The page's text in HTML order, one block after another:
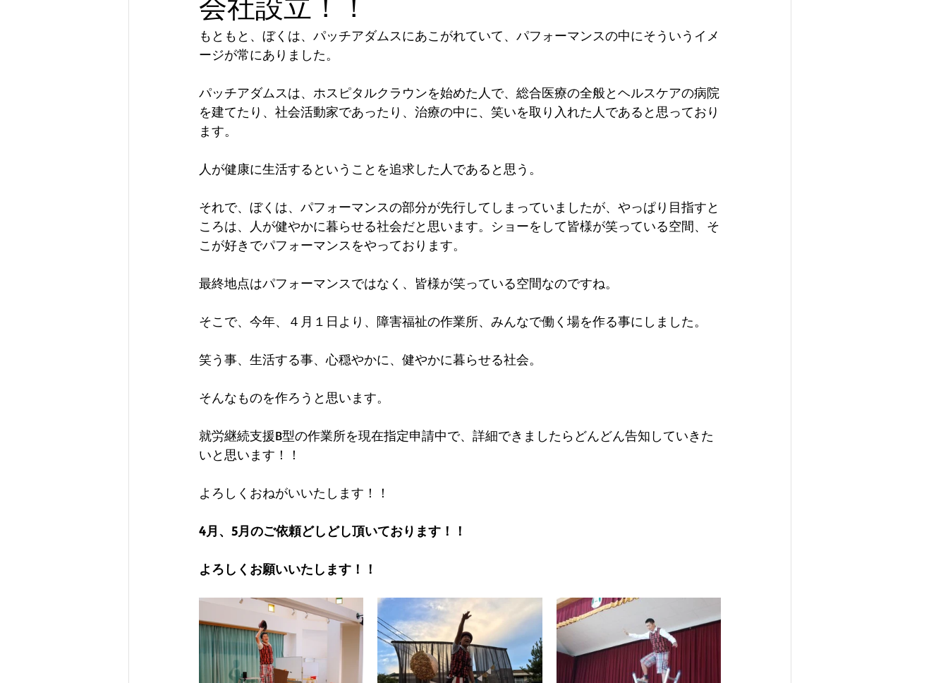
もともと、ぼくは、パッチアダムスにあこがれていて、パフォーマンスの中にそういうイメ
ージが常にありました。
パッチアダムスは、ホスピタルクラウンを始めた人で、総合医療の全般とヘルスケアの病院
を建てたり、社会活動家であったり、治療の中に、笑いを取り入れた人であると思っており
ます。
人が健康に生活するということを追求した人であると思う。
それで、ぼくは、パフォーマンスの部分が先行してしまっていましたが、やっぱり目指すと
ころは、人が健やかに暮らせる社会だと思います。ショーをして皆様が笑っている空間、そ
こが好きでパフォーマンスをやっております。
最終地点はパフォーマンスではなく、皆様が笑っている空間なのですね。
そこで、今年、４月１日より、障害福祉の作業所、みんなで働く場を作る事にしました。
笑う事、生活する事、心穏やかに、健やかに暮らせる社会。
そんなものを作ろうと思います。
就労継続支援B型の作業所を現在指定申請中で、詳細できましたらどんどん告知していきた
いと思います！！
よろしくおねがいいたします！！
4月、5月のご依頼どしどし頂いております！！
よろしくお願いいたします！！